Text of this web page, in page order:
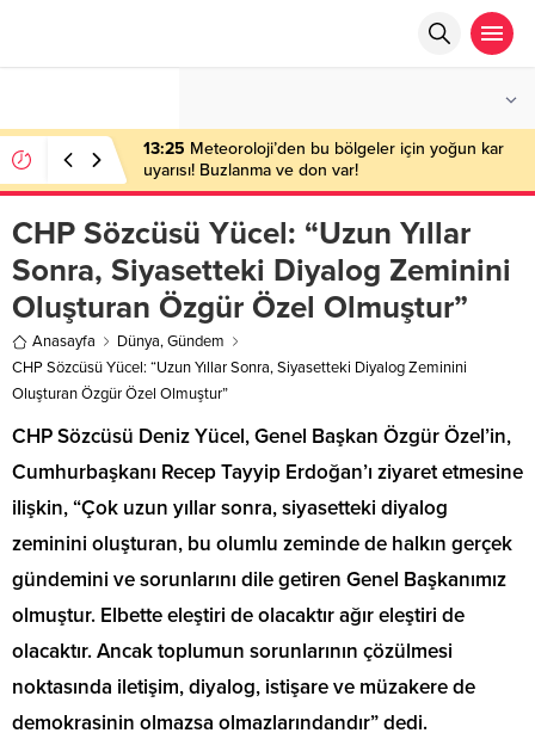
13:25 Meteoroloji’den bu bölgeler için yoğun kar
uyarısı! Buzlanma ve don var!
CHP Sözcüsü Yücel: “Uzun Yıllar
Sonra, Siyasetteki Diyalog Zeminini
Oluşturan Özgür Özel Olmuştur”
Anasayfa Dünya,Gündem
CHP Sözcüsü Yücel: “Uzun Yıllar Sonra, Siyasetteki Diyalog Zeminini
Oluşturan Özgür Özel Olmuştur”
CHP Sözcüsü Deniz Yücel, Genel Başkan Özgür Özel’in,
Cumhurbaşkanı Recep Tayyip Erdoğan’ı ziyaret etmesine
ilişkin, “Çok uzun yıllar sonra, siyasetteki diyalog
zeminini oluşturan, bu olumlu zeminde de halkın gerçek
gündemini ve sorunlarını dile getiren Genel Başkanımız
olmuştur. Elbette eleştiri de olacaktır ağır eleştiri de
olacaktır. Ancak toplumun sorunlarının çözülmesi
noktasında iletişim, diyalog, istişare ve müzakere de
demokrasinin olmazsa olmazlarındandır” dedi.